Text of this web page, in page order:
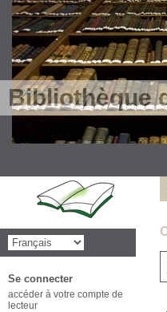
Bibliothèque
Se connecter
accéder à votre compte de
lecteur